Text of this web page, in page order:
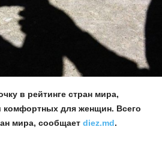
в рейтинге стран мира,
комфортных для женщин. Всего
мира, сообщает diez.md.